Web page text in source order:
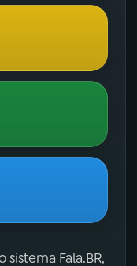
Fala.BR,